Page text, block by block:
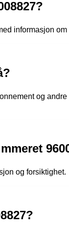
informasjon
og andre
og forsiktighet.